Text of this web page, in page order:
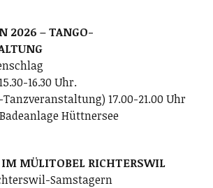
2026 – TANGO-
16.30 Uhr.
17.00-21.00 Uhr
Hüttnersee
IM MÜLITOBEL RICHTERSWIL
Samstagern